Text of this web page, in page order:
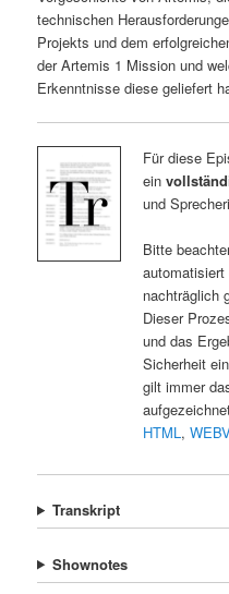
technischen
Projekts und dem
der Artemis 1 Mission und
Erkenntnisse diese geliefert
Für diese
ein
und
Bitte
nachträglich
Dieser
und das
Sicherheit
gilt immer
HTML,
Transkript
Shownotes